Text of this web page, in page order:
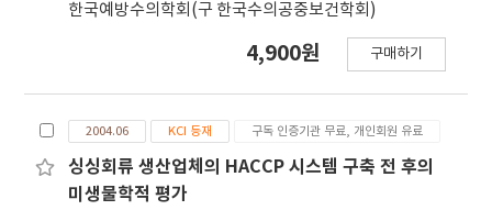
한국예방수의학회(구 한국수의공중보건학회)
4,900원 구매하기
2004.06 KCI 등재 구독 인증기관 무료, 개인회원 유료
싱싱회류 생산업체의 HACCP 시스템 구축 전 후의
미생물학적 평가